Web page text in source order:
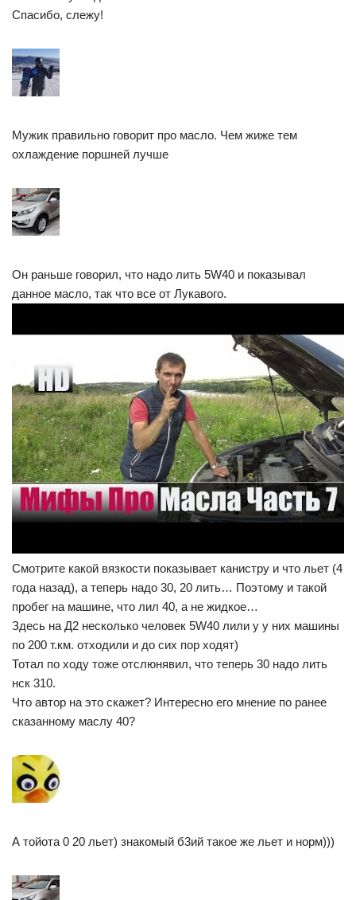
Спасибо, слежу!
Мужик правильно говорит про масло. Чем жиже тем
охлаждение поршней лучше
Он раньше говорил, что надо лить 5W40 и показывал
данное масло, так что все от Лукавого.
Смотрите какой вязкости показывает канистру и что льет (4
года назад), а теперь надо 30, 20 лить… Поэтому и такой
пробег на машине, что лил 40, а не жидкое…
Здесь на Д2 несколько человек 5W40 лили у у них машины
по 200 т.км. отходили и до сих пор ходят)
Тотал по ходу тоже отслюнявил, что теперь 30 надо лить
нск 310.
Что автор на это скажет? Интересно его мнение по ранее
сказанному маслу 40?
А тойота 0 20 льет) знакомый б3ий такое же льет и норм)))